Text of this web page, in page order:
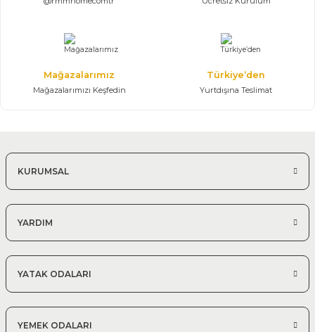
Mağazalarımız
Mağazalarımızı Keşfedin
Türkiye’den
Yurtdışına Teslimat
KURUMSAL
YARDIM
YATAK ODALARI
YEMEK ODALARI